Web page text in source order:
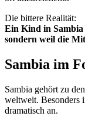
Die bittere Realität:
Ein Kind in
sondern weil die
Sambia im
Sambia gehört zu
weltweit. Besonders
dramatisch an.